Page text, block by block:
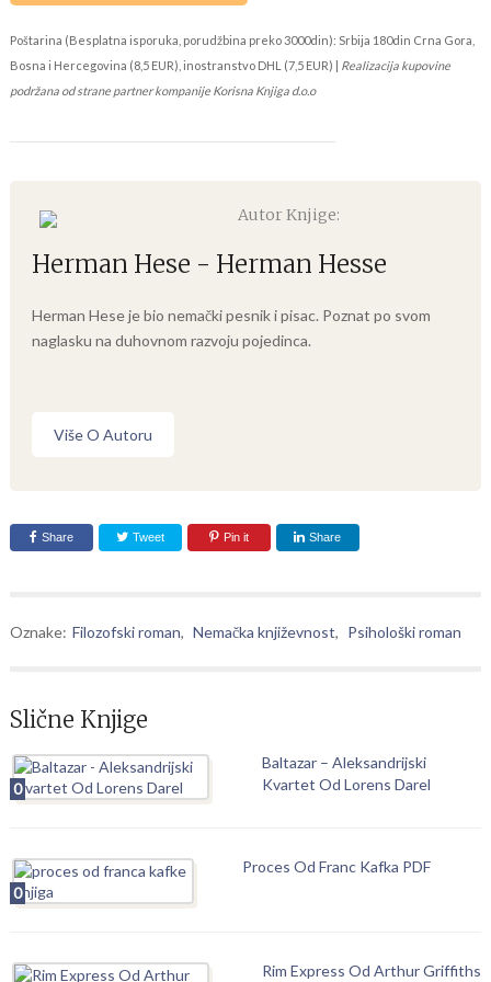
Poštarina (Besplatna isporuka, porudžbina preko 3000din): Srbija 180din Crna Gora,
Bosna i Hercegovina (8,5 EUR), inostranstvo DHL (7,5 EUR) | Realizacija kupovine
podržana od strane partner kompanije Korisna Knjiga d.o.o
Autor Knjige:
Herman Hese - Herman Hesse
Herman Hese je bio nemački pesnik i pisac. Poznat po svom
naglasku na duhovnom razvoju pojedinca.
Više O Autoru
Share Tweet Pin it Share
Oznake: Filozofski roman, Nemačka književnost, Psihološki roman
Slične Knjige
0
Baltazar – Aleksandrijski
Kvartet Od Lorens Darel
0
Proces Od Franc Kafka PDF
Rim Express Od Arthur Griffiths